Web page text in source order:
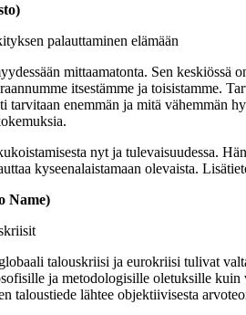
palauttaminen elämään
mittaamatonta. Sen
itsestämme ja toisistamme.
tarvitaan enemmän ja mitä
nyt ja tulevaisuudessa.
kyseenalaistamaan olevaista.
Name)
talouskriisi ja eurokriisi tulivat
ja metodologisille oletuksille
taloustiede lähtee objektiivisesta